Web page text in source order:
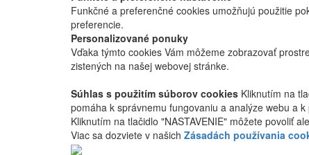
Funkčné a preferenčné cookies umožňujú použitie
preferencie.
Personalizované ponuky
Vďaka týmto cookies Vám môžeme zobrazovať
zistených na našej webovej stránke.
Súhlas s použitím súborov cookies Kliknutím na
pomáha k správnemu fungovaniu a analýze webu a
Kliknutím na tlačidlo "NASTAVENIE" môžete povoliť
Viac sa dozviete v našich Zásadách používania